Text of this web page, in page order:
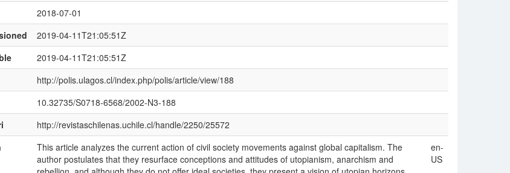
2018-07-01
2019-04-11T21:05:51Z
2019-04-11T21:05:51Z
http://polis.ulagos.cl/index.php/polis/article/view/188
10.32735/S0718-6568/2002-N3-188
http://revistaschilenas.uchile.cl/handle/2250/25572
This article analyzes the current action of civil society movements against global capitalism. The
author postulates that they resurface conceptions and attitudes of utopianism, anarchism and
en-
US